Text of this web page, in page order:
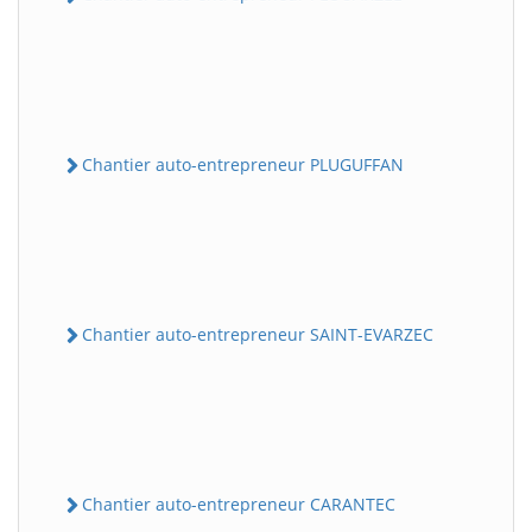
Chantier auto-entrepreneur PLUGUFFAN
Chantier auto-entrepreneur SAINT-EVARZEC
Chantier auto-entrepreneur CARANTEC